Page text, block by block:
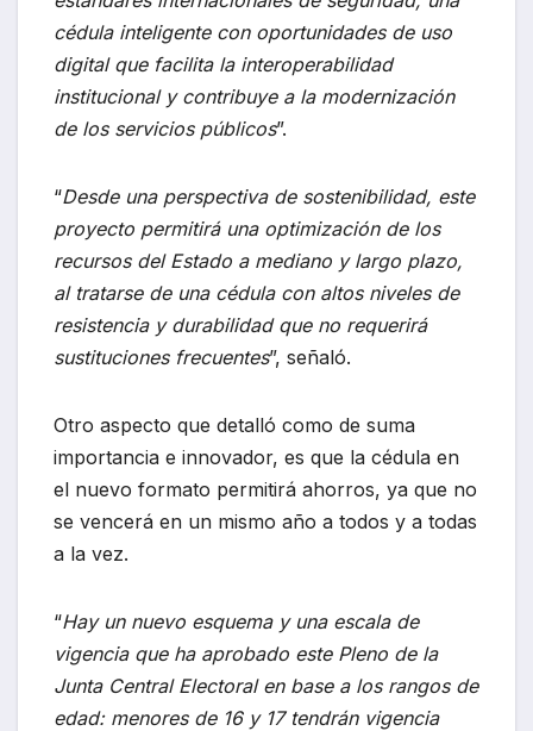
cédula inteligente con oportunidades de uso
digital que facilita la interoperabilidad
institucional y contribuye a la modernización
de los servicios públicos”.
“Desde una perspectiva de sostenibilidad, este
proyecto permitirá una optimización de los
recursos del Estado a mediano y largo plazo,
al tratarse de una cédula con altos niveles de
resistencia y durabilidad que no requerirá
sustituciones frecuentes”, señaló.
Otro aspecto que detalló como de suma
importancia e innovador, es que la cédula en
el nuevo formato permitirá ahorros, ya que no
se vencerá en un mismo año a todos y a todas
a la vez.
“Hay un nuevo esquema y una escala de
vigencia que ha aprobado este Pleno de la
Junta Central Electoral en base a los rangos de
edad: menores de 16 y 17 tendrán vigencia